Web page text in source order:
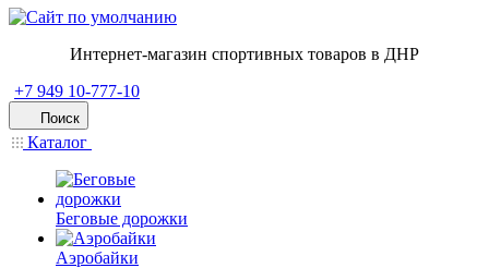
Интернет-магазин спортивных товаров в ДНР
+7 949 10-777-10
Поиск
Каталог
Беговые дорожки
Аэробайки